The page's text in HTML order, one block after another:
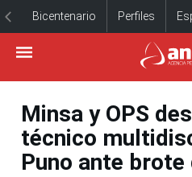
Bicentenario Perfiles
Minsa y OPS
técnico
Puno ante